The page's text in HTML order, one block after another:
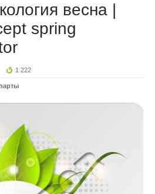
весна |
spring
1 222